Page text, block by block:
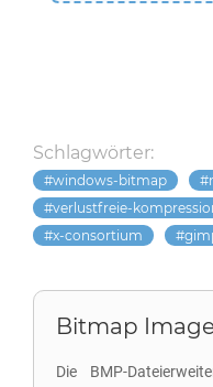
Schlagwörter:
windows-bitmap
verlustfreie-
x-consortium
Bitmap
Die BMP-